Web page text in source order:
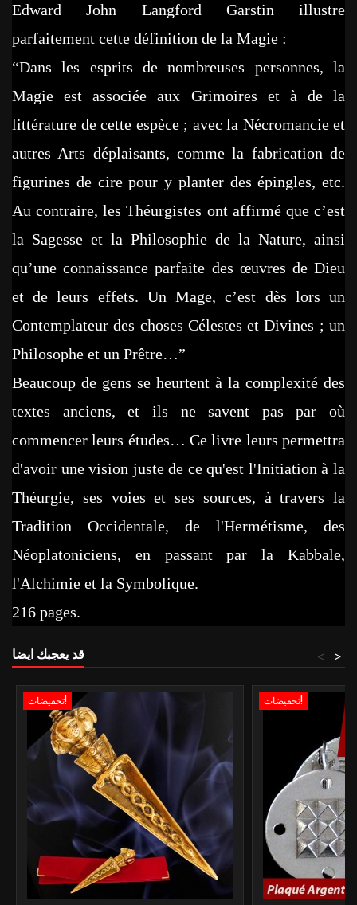
Edward John Langford Garstin illustre
parfaitement cette définition de la Magie :
“Dans les esprits de nombreuses personnes, la
Magie est associée aux Grimoires et à de la
littérature de cette espèce ; avec la Nécromancie et
autres Arts déplaisants, comme la fabrication de
figurines de cire pour y planter des épingles, etc.
Au contraire, les Théurgistes ont affirmé que c’est
la Sagesse et la Philosophie de la Nature, ainsi
qu’une connaissance parfaite des œuvres de Dieu
et de leurs effets. Un Mage, c’est dès lors un
Contemplateur des choses Célestes et Divines ; un
Philosophe et un Prêtre…”
Beaucoup de gens se heurtent à la complexité des
textes anciens, et ils ne savent pas par où
commencer leurs études… Ce livre leurs permettra
d'avoir une vision juste de ce qu'est l'Initiation à la
Théurgie, ses voies et ses sources, à travers la
Tradition Occidentale, de l'Hermétisme, des
Néoplatoniciens, en passant par la Kabbale,
l'Alchimie et la Symbolique.
216 pages.
قد يعجبك ايضا >
<
تخفيضات! تخفيضات!